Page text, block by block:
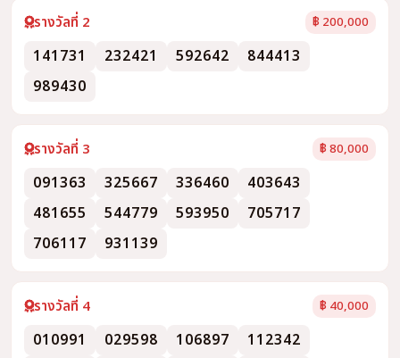
รางวัลที่ 2 ฿ 200,000
141731 232421 592642
844413
989430
รางวัลที่ 3 ฿ 80,000
091363 325667 336460
403643
481655
544779 593950
705717
706117
931139
รางวัลที่ 4 ฿ 40,000
010991 029598 106897
112342